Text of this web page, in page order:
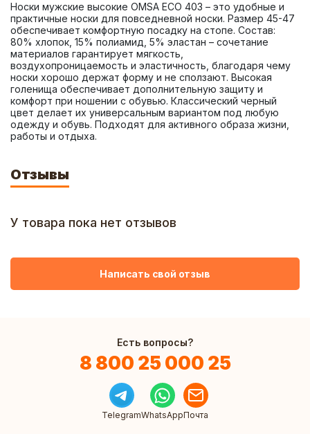
Носки мужские высокие OMSA ECO 403 – это удобные и
практичные носки для повседневной носки. Размер 45-47
обеспечивает комфортную посадку на стопе. Состав:
80% хлопок, 15% полиамид, 5% эластан – сочетание
материалов гарантирует мягкость,
воздухопроницаемость и эластичность, благодаря чему
носки хорошо держат форму и не сползают. Высокая
голенища обеспечивает дополнительную защиту и
комфорт при ношении с обувью. Классический черный
цвет делает их универсальным вариантом под любую
одежду и обувь. Подходят для активного образа жизни,
работы и отдыха.
Отзывы
У товара пока нет отзывов
Написать свой отзыв
Есть вопросы?
8 800 25 000 25
TelegramWhatsAppПочта